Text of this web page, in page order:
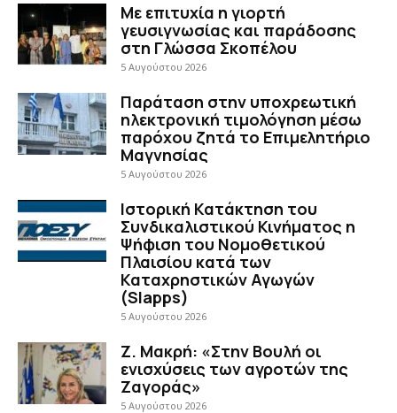
Με επιτυχία η γιορτή
γευσιγνωσίας και παράδοσης
στη Γλώσσα Σκοπέλου
5 Αυγούστου 2026
Παράταση στην υποχρεωτική
ηλεκτρονική τιμολόγηση μέσω
παρόχου ζητά το Επιμελητήριο
Μαγνησίας
5 Αυγούστου 2026
Ιστορική Κατάκτηση του
Συνδικαλιστικού Κινήματος η
Ψήφιση του Νομοθετικού
Πλαισίου κατά των
Καταχρηστικών Αγωγών
(Slapps)
5 Αυγούστου 2026
Ζ. Μακρή: «Στην Βουλή οι
ενισχύσεις των αγροτών της
Ζαγοράς»
5 Αυγούστου 2026